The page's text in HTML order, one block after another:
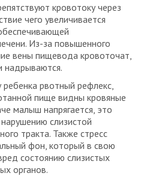
кровотоку через
чего увеличивается
Из-за повышенного
вены пищевода кровоточат,
надрываются.
рвотный рефлекс,
пище видны кровяные
малыш напрягается, это
слизистой
тракта. Также стресс
фон, который в свою
состоянию слизистых
органов.